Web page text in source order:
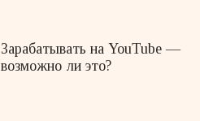
Зарабатывать на YouTube —
возможно ли это?